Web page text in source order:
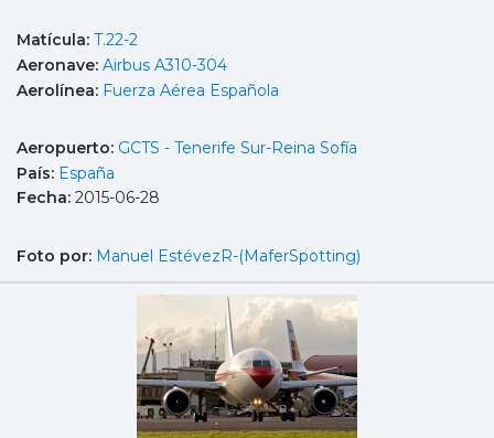
Matícula: T.22-2
Aeronave: Airbus A310-304
Aerolínea: Fuerza Aérea Española
Aeropuerto: GCTS - Tenerife Sur-Reina Sofía
País: España
Fecha: 2015-06-28
Foto por: Manuel EstévezR-(MaferSpotting)